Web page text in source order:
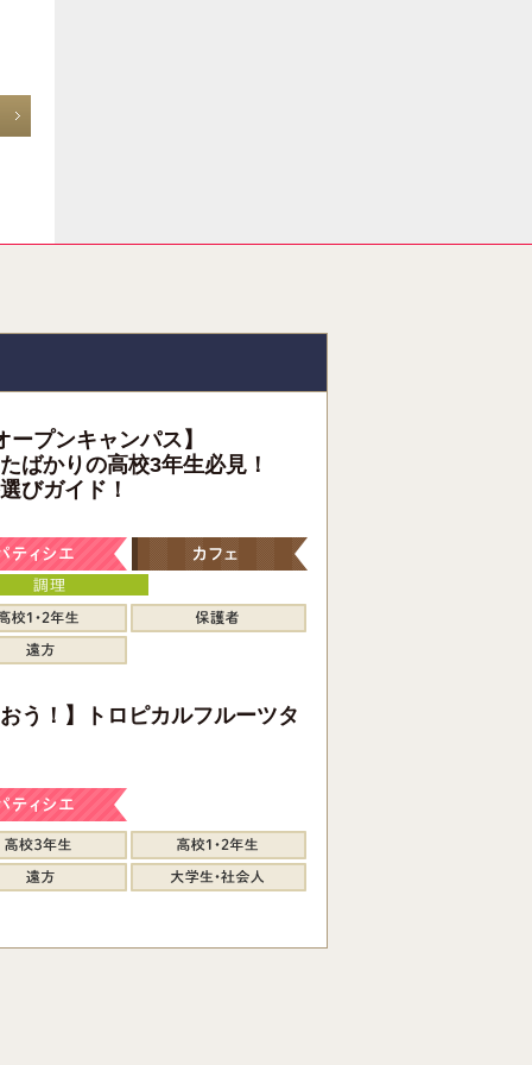
プンキャンパス】
ばかりの高校3年生必見！
びガイド！
う！】トロピカルフルーツタ